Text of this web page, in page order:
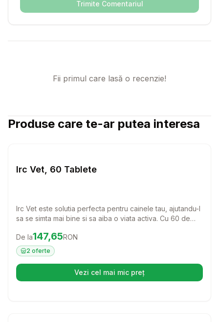
Trimite Comentariul
Fii primul care lasă o recenzie!
Produse care te-ar putea interesa
Irc Vet, 60 Tablete
Irc Vet este solutia perfecta pentru cainele tau, ajutandu-l
sa se simta mai bine si sa aiba o viata activa. Cu 60 de
pentru a oferi suport si confort patrupedului tau.
Preț:147.65 RON
De la147,65RON
2 oferte
Vezi cel mai mic preț(se deschide într-o filă nouă)